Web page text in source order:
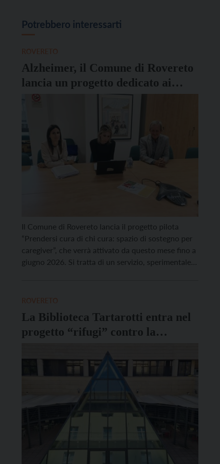
Potrebbero interessarti
Alzheimer, il Comune di Rovereto
lancia un progetto dedicato ai
caregiver
Il Comune di Rovereto lancia il progetto pilota
“Prendersi cura di chi cura: spazio di sostegno per
caregiver”, che verrà attivato da questo mese fino a
giugno 2026. Si tratta di un servizio, sperimentale e
La Biblioteca Tartarotti entra nel
progetto “rifugi” contro la